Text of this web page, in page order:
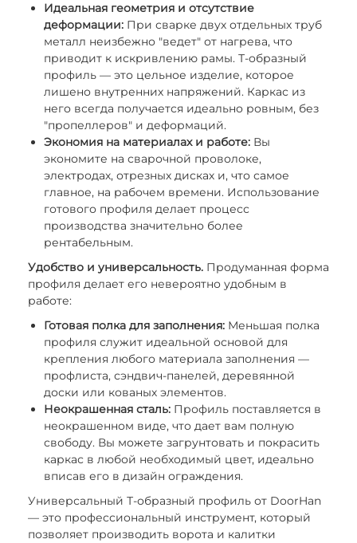
Идеальная геометрия и отсутствие
деформации: При сварке двух отдельных труб
металл неизбежно "ведет" от нагрева, что
приводит к искривлению рамы. Т-образный
профиль — это цельное изделие, которое
лишено внутренних напряжений. Каркас из
него всегда получается идеально ровным, без
"пропеллеров" и деформаций.
Экономия на материалах и работе: Вы
экономите на сварочной проволоке,
электродах, отрезных дисках и, что самое
главное, на рабочем времени. Использование
готового профиля делает процесс
производства значительно более
рентабельным.
Удобство и универсальность. Продуманная форма
профиля делает его невероятно удобным в
работе:
Готовая полка для заполнения: Меньшая полка
профиля служит идеальной основой для
крепления любого материала заполнения —
профлиста, сэндвич-панелей, деревянной
доски или кованых элементов.
Неокрашенная сталь: Профиль поставляется в
неокрашенном виде, что дает вам полную
свободу. Вы можете загрунтовать и покрасить
каркас в любой необходимый цвет, идеально
вписав его в дизайн ограждения.
Универсальный Т-образный профиль от DoorHan
— это профессиональный инструмент, который
позволяет производить ворота и калитки